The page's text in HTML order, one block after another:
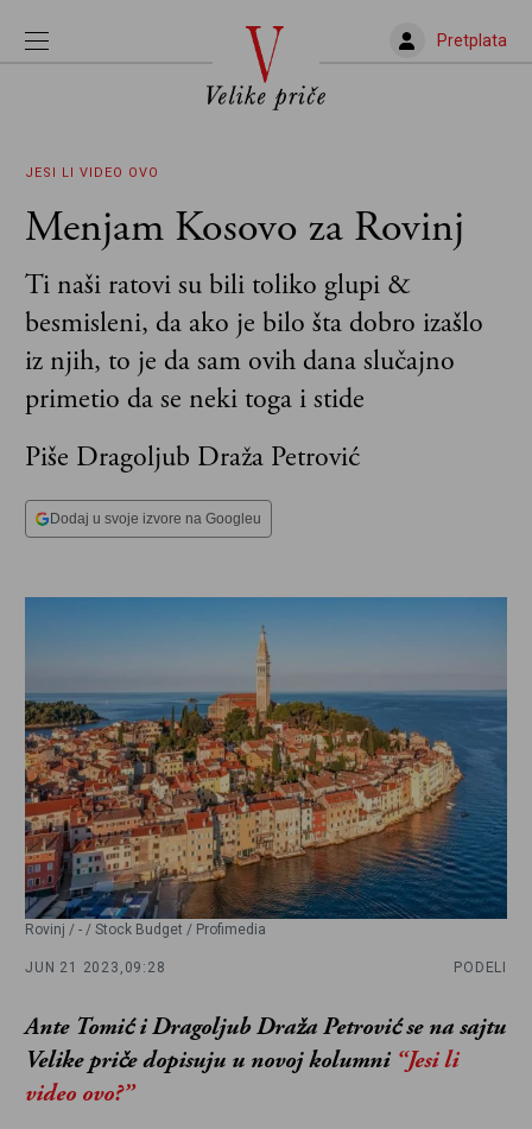
Pretplata
JESI LI VIDEO OVO
Menjam Kosovo za Rovinj
Ti naši ratovi su bili toliko glupi &
besmisleni, da ako je bilo šta dobro izašlo
iz njih, to je da sam ovih dana slučajno
primetio da se neki toga i stide
Piše Dragoljub Draža Petrović
Dodaj u svoje izvore na Googleu
Rovinj / - / Stock Budget / Profimedia
JUN 21 2023, 09:28 PODELI
Ante Tomić i Dragoljub Draža Petrović se na sajtu
Velike priče dopisuju u novoj kolumni “Jesi li
video ovo?”